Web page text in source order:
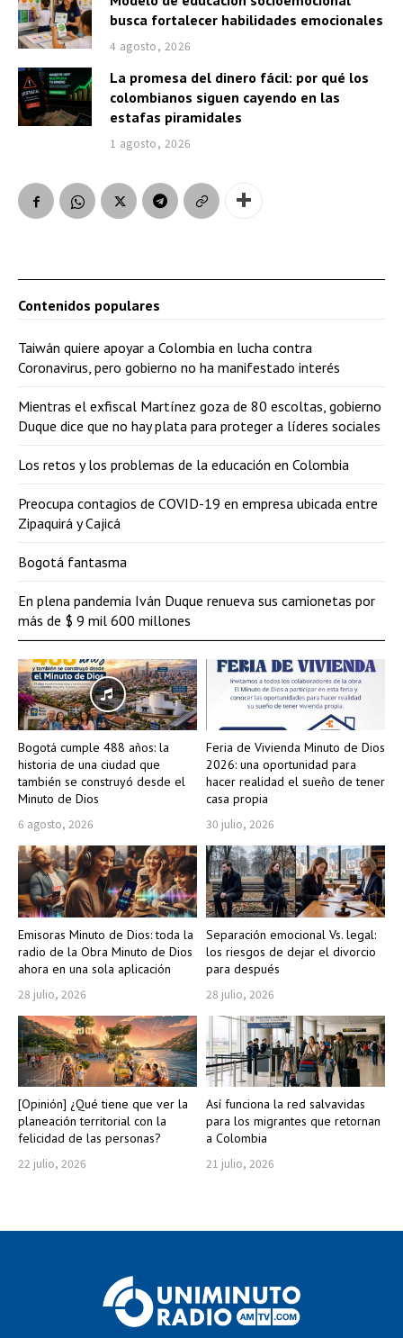
busca fortalecer habilidades emocionales
4 agosto, 2026
La promesa del dinero fácil: por qué los
colombianos siguen cayendo en las
estafas piramidales
1 agosto, 2026
Bogotá cumple 488 años: la
historia de una ciudad que
también se construyó desde el
Minuto de Dios
6 agosto, 2026
Feria de Vivienda Minuto de Dios
2026: una oportunidad para
hacer realidad el sueño de tener
casa propia
30 julio, 2026
Emisoras Minuto de Dios: toda la
radio de la Obra Minuto de Dios
ahora en una sola aplicación
28 julio, 2026
Separación emocional Vs. legal:
los riesgos de dejar el divorcio
para después
28 julio, 2026
[Opinión] ¿Qué tiene que ver la
planeación territorial con la
felicidad de las personas?
22 julio, 2026
Así funciona la red salvavidas
para los migrantes que retornan
a Colombia
21 julio, 2026
Contenidos populares
Taiwán quiere apoyar a Colombia en lucha contra
Coronavirus, pero gobierno no ha manifestado interés
Mientras el exfiscal Martínez goza de 80 escoltas, gobierno
Duque dice que no hay plata para proteger a líderes sociales
Los retos y los problemas de la educación en Colombia
Preocupa contagios de COVID-19 en empresa ubicada entre
Zipaquirá y Cajicá
Bogotá fantasma
En plena pandemia Iván Duque renueva sus camionetas por
más de $ 9 mil 600 millones